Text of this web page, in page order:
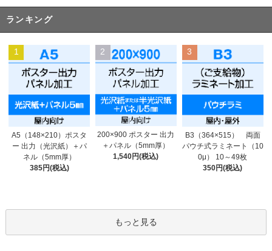
ランキング
1
A5（148×210）ポスタ
ー 出力（光沢紙）＋パ
ネル（5mm厚）
385円(税込)
2
200×900 ポスター 出力
＋パネル（5mm厚）
1,540円(税込)
3
B3（364×515） 両面
パウチ式ラミネート（10
0μ） 10～49枚
350円(税込)
もっと見る